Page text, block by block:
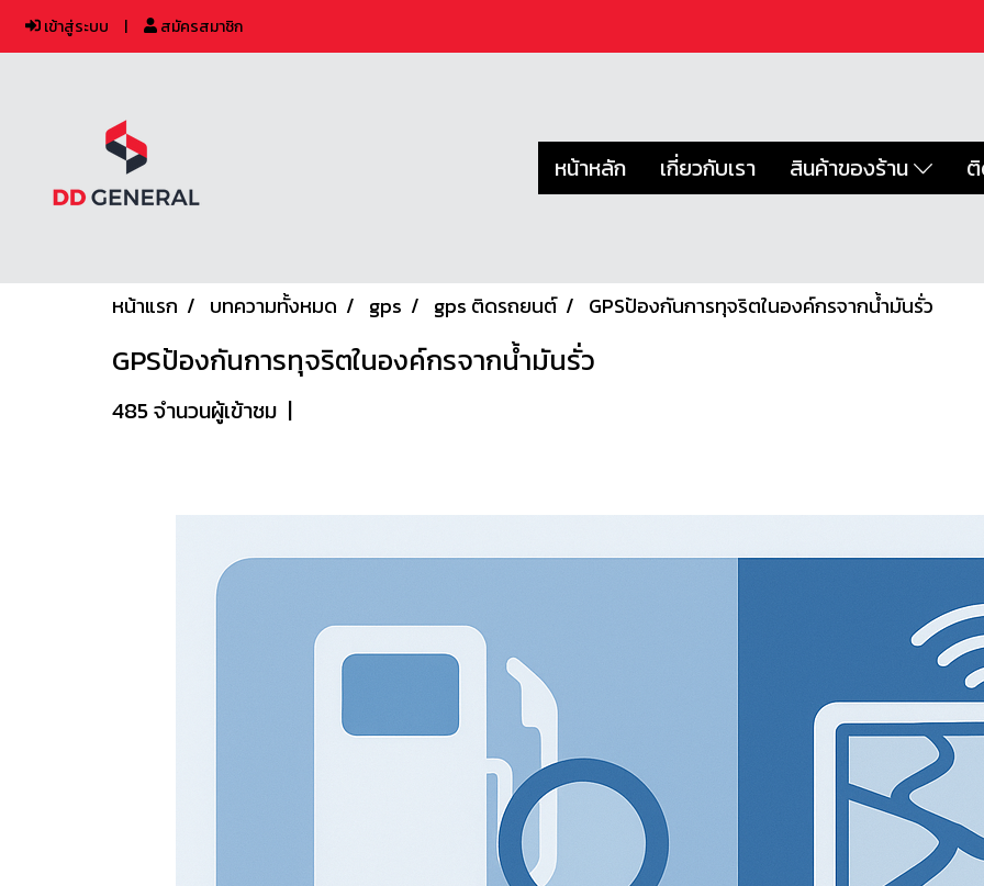
เข้าสู่ระบบ สมัครสมาชิก
หน้าหลัก เกี่ยวกับเรา สินค้าของร้าน
หน้าแรก บทความทั้งหมด gps gps ติดรถยนต์ GPSป้องกันการทุจริตในองค์กรจากน้ำมันรั่ว
GPSป้องกันการทุจริตในองค์กรจากน้ำมันรั่ว
485 จำนวนผู้เข้าชม |